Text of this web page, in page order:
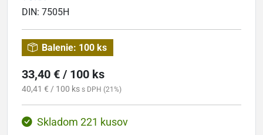
DIN: 7505H
Balenie: 100 ks
33,40 € / 100 ks
40,41 € / 100 ks s DPH (21%)
Skladom 221 kusov